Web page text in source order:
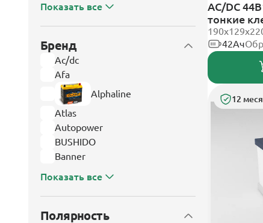
Показать все
Бренд
Ac/dc
Afa
Alphaline
Atlas
Autopower
BUSHIDO
Banner
Показать все
Полярность
AC/DC
тонкие
42Ач
12